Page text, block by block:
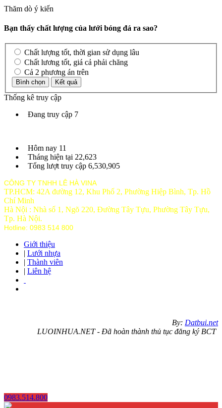
Thăm dò ý kiến
Bạn thấy chất lượng của lưới bóng đá ra sao?
Chất lượng tốt, thời gian sử dụng lâu
Chất lương tốt, giá cả phải chăng
Cả 2 phương án trên
Thống kê truy cập
Đang truy cập 7
Hôm nay 11
Tháng hiện tại 22,623
Tổng lượt truy cập 6,530,905
CÔNG TY TNHH LÊ HÀ VINA
TP.HCM: 42A đường 12, Khu Phố 2, Phường Hiệp Bình, Tp. Hồ
Chí Minh
Hà Nội : Nhà số 1, Ngõ 220, Đường Tây Tựu, Phường Tây Tựu,
Tp. Hà Nội.
Hotline: 0983 514 800
Giới thiệu
| Lưới nhựa
| Thành viên
| Liên hệ
By: Datbui.net
LUOINHUA.NET - Đã hoàn thành thủ tục đăng ký BCT
0983.514.800